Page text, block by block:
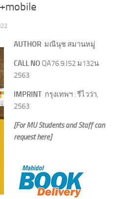
AUTHOR มณีนุช สมานหมู่
CALL NO QA76.9.I52 ม132น
2563
IMPRINT กรุงเทพฯ : รีไวว่า,
2563
[For MU Students and Staff can
request here]